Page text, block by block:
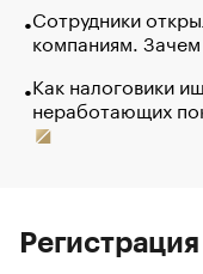
Сотрудники
компаниям.
Как налоговики
неработающих